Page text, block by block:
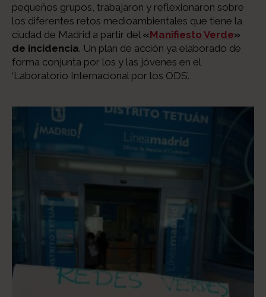
pequeños grupos, trabajaron y reflexionaron sobre
los diferentes retos medioambientales que tiene la
ciudad de Madrid a partir del «Manifiesto Verde»
de incidencia. Un plan de acción ya elaborado de
forma conjunta por los y las jóvenes en el
‘Laboratorio Internacional por los ODS’.